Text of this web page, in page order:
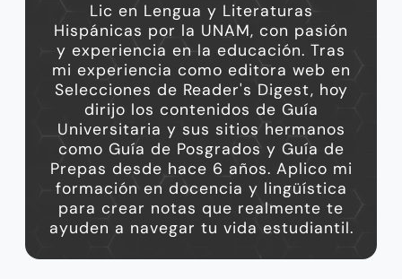
Lic en Lengua y Literaturas
Hispánicas por la UNAM, con pasión
y experiencia en la educación. Tras
mi experiencia como editora web en
Selecciones de Reader's Digest, hoy
dirijo los contenidos de Guía
Universitaria y sus sitios hermanos
como Guía de Posgrados y Guía de
Prepas desde hace 6 años. Aplico mi
formación en docencia y lingüística
para crear notas que realmente te
ayuden a navegar tu vida estudiantil.